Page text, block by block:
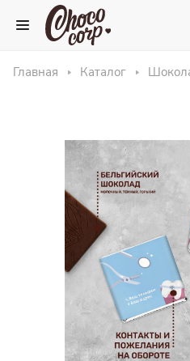
Главная Каталог